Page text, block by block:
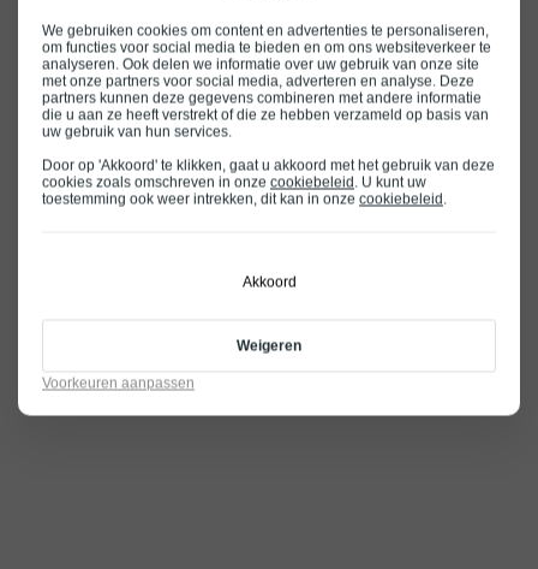
We gebruiken cookies om content en advertenties te personaliseren,
om functies voor social media te bieden en om ons websiteverkeer te
analyseren. Ook delen we informatie over uw gebruik van onze site
met onze partners voor social media, adverteren en analyse. Deze
partners kunnen deze gegevens combineren met andere informatie
die u aan ze heeft verstrekt of die ze hebben verzameld op basis van
uw gebruik van hun services.
Door op 'Akkoord' te klikken, gaat u akkoord met het gebruik van deze
cookies zoals omschreven in onze cookiebeleid. U kunt uw
toestemming ook weer intrekken, dit kan in onze cookiebeleid.
Akkoord
Weigeren
Voorkeuren aanpassen